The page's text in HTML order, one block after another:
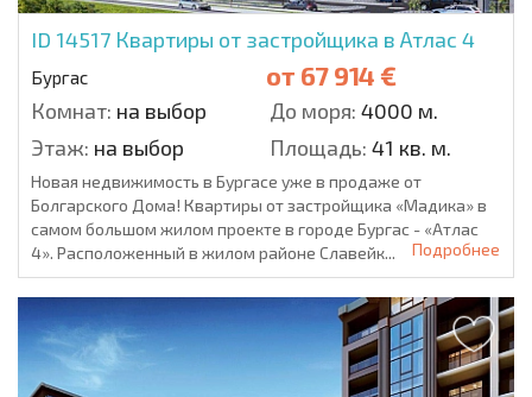
ID 14517 Квартиры от застройщика в Атлас 4
Бургас от 67 914 €
Комнат: на выбор До моря: 4000 м.
Этаж: на выбор Площадь: 41 кв. м.
Новая недвижимость в Бургасе уже в продаже от
Болгарского Дома! Квартиры от застройщика «Мадика» в
самом большом жилом проекте в городе Бургас - «Атлас
4». Расположенный в жилом районе Славейк...
Подробнее